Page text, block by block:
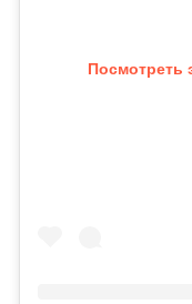
Посмотреть